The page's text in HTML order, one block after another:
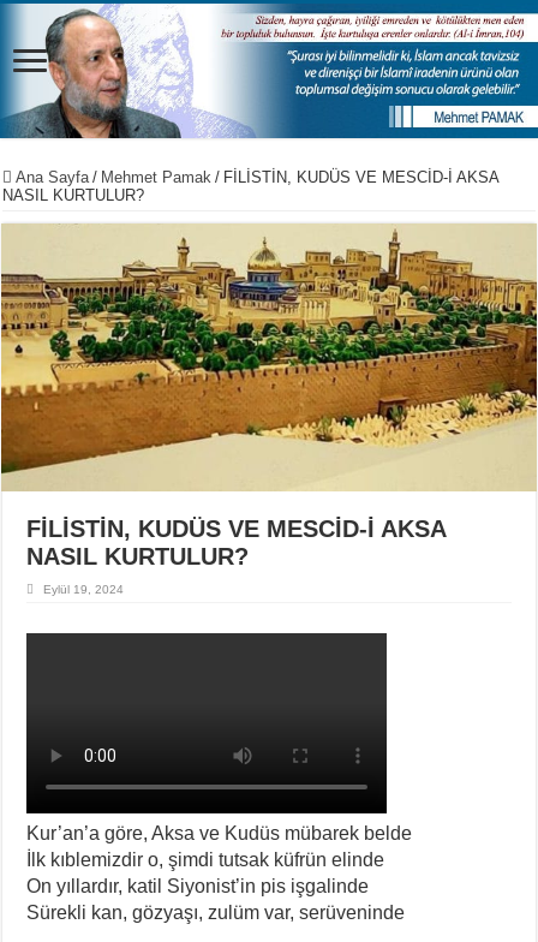
Ana Sayfa / Mehmet Pamak / FİLİSTİN, KUDÜS VE MESCİD-İ AKSA
NASIL KURTULUR?
FİLİSTİN, KUDÜS VE MESCİD-İ AKSA
NASIL KURTULUR?
Eylül 19, 2024
Kur’an’a göre, Aksa ve Kudüs mübarek belde
İlk kıblemizdir o, şimdi tutsak küfrün elinde
On yıllardır, katil Siyonist’in pis işgalinde
Sürekli kan, gözyaşı, zulüm var, serüveninde